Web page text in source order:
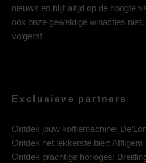
nieuws en blijf altijd op de hoogte
ook onze geweldige winacties
volgers!
Exclusieve partners
Ontdek jouw koffiemachine:
Ontdek het lekkerste bier: Affligem
Ontdek prachtige horloges: